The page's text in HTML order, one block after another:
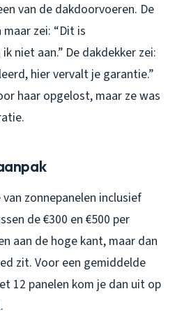
van de dakdoorvoeren. De
zei: “Dit is
niet aan.” De dakdekker zei:
hier vervalt je garantie.”
haar opgelost, maar ze was
zonnepanelen inclusief
de €300 en €500 per
aan de hoge kant, maar dan
zit. Voor een gemiddelde
12 panelen kom je dan uit op